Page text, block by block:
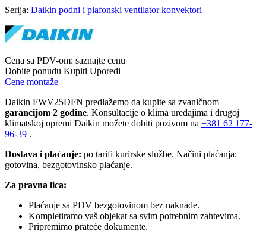
Serija: Daikin podni i plafonski ventilator konvektori
Cena sa PDV-om: saznajte cenu
Dobite ponudu Kupiti Uporedi
Cene montaže
Daikin FWV25DFN predlažemo da kupite sa zvaničnom
garancijom 2 godine. Konsultacije o klima uređajima i drugoj
klimatskoj opremi Daikin možete dobiti pozivom na +381 62 177-
96-39 .
Dostava i plaćanje: po tarifi kurirske službe. Načini plaćanja:
gotovina, bezgotovinsko plaćanje.
Za pravna lica:
Plaćanje sa PDV bezgotovinom bez naknade.
Kompletiramo vaš objekat sa svim potrebnim zahtevima.
Pripremimo prateće dokumente.